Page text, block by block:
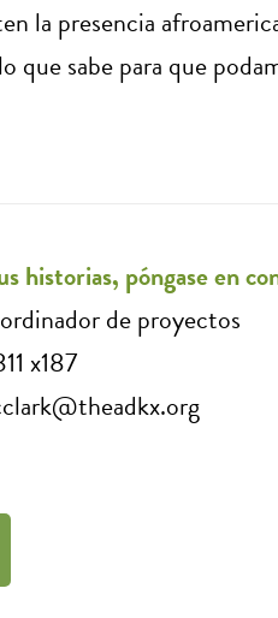
la presencia
sabe para que
historias, póngase en
de proyectos
x187